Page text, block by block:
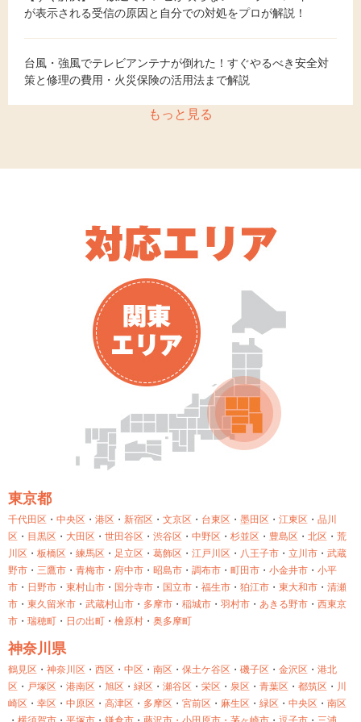
が表示される受信の原因と自分での対処をプロが解説！
台風・強風でテレビアンテナが倒れた！すぐやるべき安全対
策と修理の費用・火災保険の活用法まで解説
もっと見る
東京都
千代田区 ・ 中央区 ・ 港区 ・ 新宿区 ・ 文京区 ・ 台東区 ・ 墨田区 ・ 江東区 ・ 品川
区 ・ 目黒区 ・ 大田区 ・ 世田谷区 ・ 渋谷区 ・ 中野区 ・ 杉並区 ・ 豊島区 ・ 北区 ・ 荒
川区 ・ 板橋区 ・ 練馬区 ・ 足立区 ・ 葛飾区 ・ 江戸川区 ・ 八王子市 ・ 立川市 ・ 武蔵
野市 ・ 三鷹市 ・ 青梅市 ・ 府中市 ・ 昭島市 ・ 調布市 ・ 町田市 ・ 小金井市 ・ 小平
市 ・ 日野市 ・ 東村山市 ・ 国分寺市 ・ 国立市 ・ 福生市 ・ 狛江市 ・ 東大和市 ・ 清瀬
市 ・ 東久留米市 ・ 武蔵村山市 ・ 多摩市 ・ 稲城市 ・ 羽村市 ・ あきる野市 ・ 西東京
市 ・ 瑞穂町 ・ 日の出町 ・ 檜原村 ・ 奥多摩町
神奈川県
鶴見区 ・ 神奈川区 ・ 西区 ・ 中区 ・ 南区 ・ 保土ケ谷区 ・ 磯子区 ・ 金沢区 ・ 港北
区 ・ 戸塚区 ・ 港南区 ・ 旭区 ・ 緑区 ・ 瀬谷区 ・ 栄区 ・ 泉区 ・ 青葉区 ・ 都筑区 ・ 川
崎区 ・ 幸区 ・ 中原区 ・ 高津区 ・ 多摩区 ・ 宮前区 ・ 麻生区 ・ 緑区 ・ 中央区 ・ 南区